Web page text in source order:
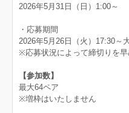
2026年5月31日（日）1:00～
・応募期間
2026年5月26日（火）17:30～
※応募状況によって締切りを
【参加数】
最大64ペア
※増枠はいたしません